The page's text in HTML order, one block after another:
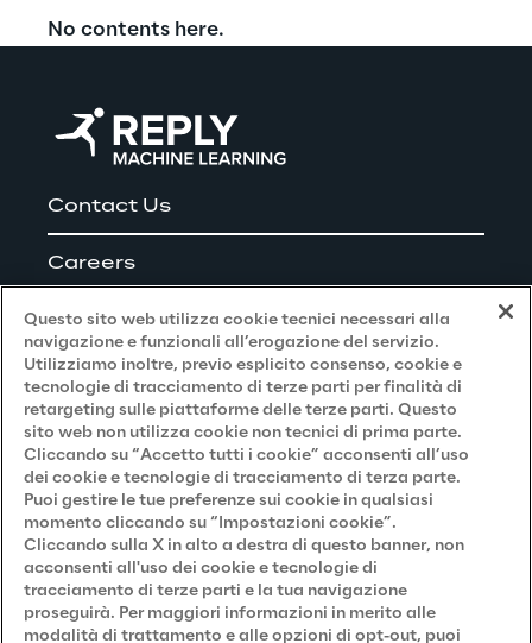
No contents here.
Contact Us
Careers
Privacy and Legal
Privacy & Cookie Policy
Privacy Notice(Candidato)
Privacy Notice(Cliente)
Privacy Notice(Fornitore)
Privacy Notice(Marketing)
Questo sito web utilizza cookie tecnici necessari alla
navigazione e funzionali all’erogazione del servizio.
Utilizziamo inoltre, previo esplicito consenso, cookie e
tecnologie di tracciamento di terze parti per finalità di
retargeting sulle piattaforme delle terze parti. Questo
sito web non utilizza cookie non tecnici di prima parte.
Cliccando su “Accetto tutti i cookie” acconsenti all’uso
dei cookie e tecnologie di tracciamento di terza parte.
Puoi gestire le tue preferenze sui cookie in qualsiasi
momento cliccando su “Impostazioni cookie”.
Cliccando sulla X in alto a destra di questo banner, non
acconsenti all'uso dei cookie e tecnologie di
tracciamento di terze parti e la tua navigazione
proseguirà. Per maggiori informazioni in merito alle
modalità di trattamento e alle opzioni di opt-out, puoi